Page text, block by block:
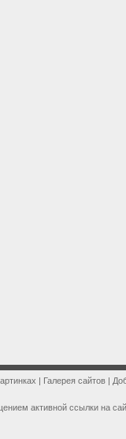
| Галерея сайтов |
активной ссылки на